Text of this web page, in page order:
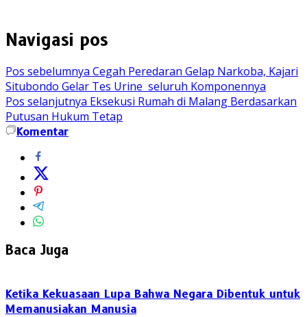
Navigasi pos
Pos sebelumnya Cegah Peredaran Gelap Narkoba, Kajari
Situbondo Gelar Tes Urine seluruh Komponennya
Pos selanjutnya Eksekusi Rumah di Malang Berdasarkan
Putusan Hukum Tetap
Komentar
Baca Juga
Ketika Kekuasaan Lupa Bahwa Negara Dibentuk untuk
Memanusiakan Manusia